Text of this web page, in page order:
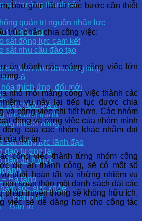
sát trưởng thành số
quản trị nguồn nhân lực
trị nhân tài
sát động lực cam kết
sát nhu cầu đào tạo
sát Văn hóa doanh nghiệp
số
thích ứng, đổi mới
sát chuỗi giá trị
lực cạnh tranh
khách hàng
sát năng lực lãnh đạo
đạo tương lai
đạo đích thực
Hạ tầng
sóc sức khỏe
– thông tin
– Bán lẻ
bao gồm tất cả các bước cần thiết
trúc phân chia công việc:
án thành các mảng công việc lớn
nhỏ mỗi mảng công việc thành các
vụ này lại tiếp tục được chia
và công việc chi tiết hơn. Các nhóm
động và công việc của nhóm mình
của các nhóm khác nhằm đạt
của dự án.
công việc thành từng nhóm công
dự án thành công, sẽ có một số
phải hoàn tất và những nhiệm vụ
nên soạn thảo một danh sách dài các
pháp truyền thống sẽ không hữu ích.
việc sẽ dễ dàng hơn cho công tác